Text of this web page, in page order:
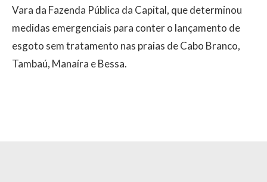
Vara da Fazenda Pública da Capital, que determinou
medidas emergenciais para conter o lançamento de
esgoto sem tratamento nas praias de Cabo Branco,
Tambaú, Manaíra e Bessa.